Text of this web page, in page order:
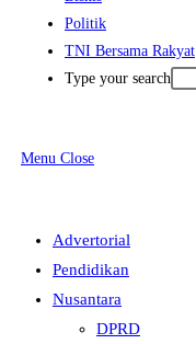
Politik
TNI Bersama Rakyat
Type your search
Menu Close
Advertorial
Pendidikan
Nusantara
DPRD